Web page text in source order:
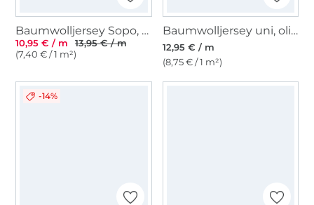
Baumwolljersey Sopo, rot
10,95 € / m
13,95 € / m
(7,40 € / 1 m²)
Baumwolljersey uni, olivgrün
12,95 € / m
(8,75 € / 1 m²)
-14%